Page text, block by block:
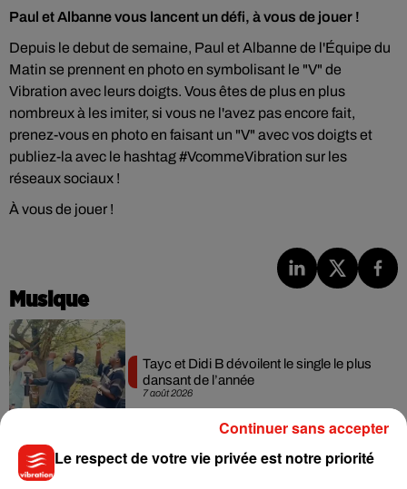
Paul et Albanne vous lancent un défi, à vous de jouer !
Depuis le debut de semaine, Paul et Albanne de l'Équipe du
Matin se prennent en photo en symbolisant le "V" de
Vibration avec leurs doigts. Vous êtes de plus en plus
nombreux à les imiter, si vous ne l'avez pas encore fait,
prenez-vous en photo en faisant un "V" avec vos doigts et
publiez-la avec le hashtag #VcommeVibration sur les
réseaux sociaux !
À vous de jouer !
Musique
7 août 2026
Tayc et Didi B dévoilent le single le plus
dansant de l’année
Le respect de votre vie privée est notre priorité
Continuer sans accepter